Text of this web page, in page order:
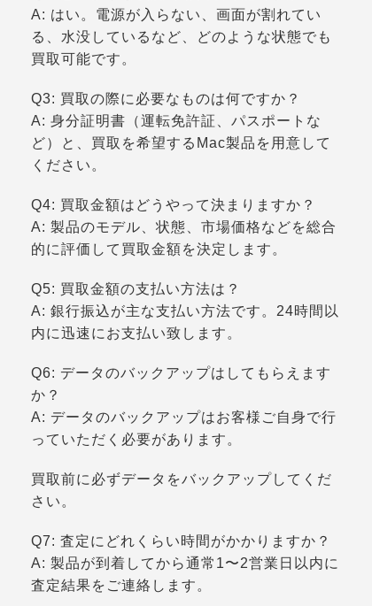
A: はい。電源が入らない、画面が割れてい
る、水没しているなど、どのような状態でも
買取可能です。
Q3: 買取の際に必要なものは何ですか？
A: 身分証明書（運転免許証、パスポートな
ど）と、買取を希望するMac製品を用意して
ください。
Q4: 買取金額はどうやって決まりますか？
A: 製品のモデル、状態、市場価格などを総合
的に評価して買取金額を決定します。
Q5: 買取金額の支払い方法は？
A: 銀行振込が主な支払い方法です。24時間以
内に迅速にお支払い致します。
Q6: データのバックアップはしてもらえます
か？
A: データのバックアップはお客様ご自身で行
っていただく必要があります。
買取前に必ずデータをバックアップしてくだ
さい。
Q7: 査定にどれくらい時間がかかりますか？
A: 製品が到着してから通常1〜2営業日以内に
査定結果をご連絡します。